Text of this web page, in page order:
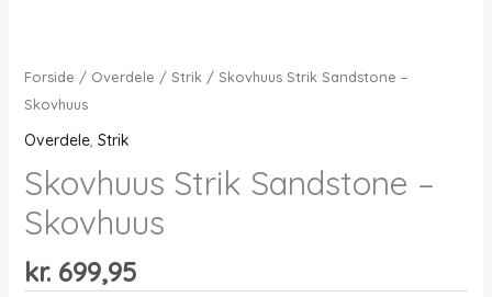
Forside / Overdele / Strik / Skovhuus Strik Sandstone –
Skovhuus
Overdele, Strik
Skovhuus Strik Sandstone –
Skovhuus
kr.699,95